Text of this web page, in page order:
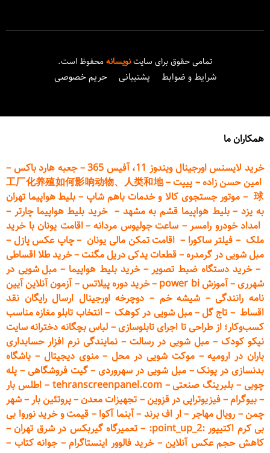
تمامی حقوق برای سایتنویسانهمحفوظ است.
شرایط و ضوابط پشتیبانی حریم خصوصی
همکاران ما
خرید لایسنس اورجینال ویندوز 11، آفیس 365
–جعبه هارد باکس –
امین حسن زاده– پیپت–
工厂化养殖如何影响动物、人类和地
球
– موتور جستجوی کالا و خدمات باهم شاپ– بلیط هواپیما تهران
به یزد–بلیط هواپیما قشم به مشهد –خرید بلیط هواپیما چارتر –
امداد خودرو رامسر– ساعت جولیوس مردانه–اقامت یونان با خرید
ملک – فیلتر ساکورا – اقامت تمکن مالی یونان –چاپ عکس پازل –
مبل شویی در گرمدره–قطعاتیدکی دریل مگنت–خرید طلا اقساطی
–خرید دستگاه ضبط تصویر–خرید بلیط هواپیما –مبل شویی در
شهرری–آموزش power bi –خرید دورهپیلاتس–آزمون آنلاین آیین
نامه رانندگی– شیشه خم – دوچرخه اورجینال ارسال رایگان نقد
اقساط – تاج گل–مبل شویی در کوهک–انتخاب تابلو مغازه مناسب
کسب‌وکار؛ از طراحی تا اجرای تابلوسازی– لباس بچگانه دخترانه سایت
نیکو کودک – مبل شویی در رسالت – نمایندگی نرم افزار حسابداری
باران در ارومیه–موکت شویی در محل–منوی دیجیتال – باشگاه
بدنسازی در پونک–مبل شویی در سهروردی–گیت فروشگاهی – پله
چوبی – بلبرینگ صنعتی–
tehranscreenpanel.com
–اطلس بار
–بیوگرام–فیزیوتراپی در قزوین– تجهیزات معدن–پروتئین بار–شهر
چمن– رویال مهاجر –ار اف برند –آبنما آکوا – قیمت و خرید نوروا بی
بی کرم اکتیپور :point_up_2:
– تعمیرگاه گیربکس در شرق تهران–
کاهش حجم عکس آنلاین–خرید فالوور اینستاگرام–جوانه کتاب –